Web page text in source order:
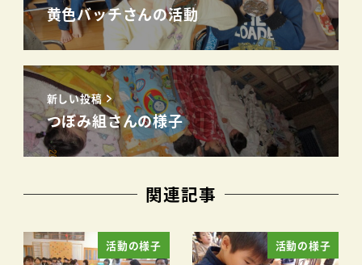
黄色バッチさんの活動
新しい投稿
つぼみ組さんの様子
関連記事
活動の様子 活動の様子